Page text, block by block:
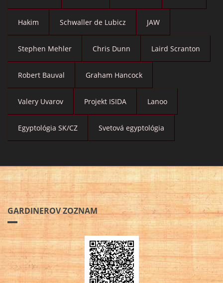
Hakim Schwaller de Lubicz JAW
Stephen Mehler Chris Dunn Laird Scranton
Robert Bauval Graham Hancock
Valery Uvarov Projekt ISIDA Lanoo
Egyptológia SK/CZ Svetová egyptológia
GARDINEROV ZOZNAM